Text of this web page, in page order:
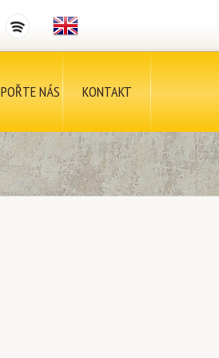
NÁS KONTAKT